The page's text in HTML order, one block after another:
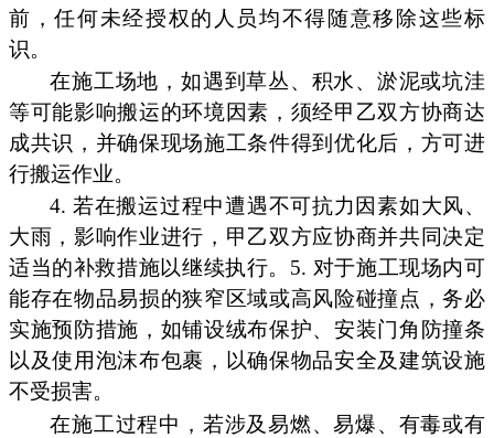
前，任何未经授权的人员均不得随意移除这些标
识。
在施工场地，如遇到草丛、积水、淤泥或坑洼
等可能影响搬运的环境因素，须经甲乙双方协商达
成共识，并确保现场施工条件得到优化后，方可进
行搬运作业。
4. 若在搬运过程中遭遇不可抗力因素如大风、
大雨，影响作业进行，甲乙双方应协商并共同决定
适当的补救措施以继续执行。5. 对于施工现场内可
能存在物品易损的狭窄区域或高风险碰撞点，务必
实施预防措施，如铺设绒布保护、安装门角防撞条
以及使用泡沫布包裹，以确保物品安全及建筑设施
不受损害。
在施工过程中，若涉及易燃、易爆、有毒或有